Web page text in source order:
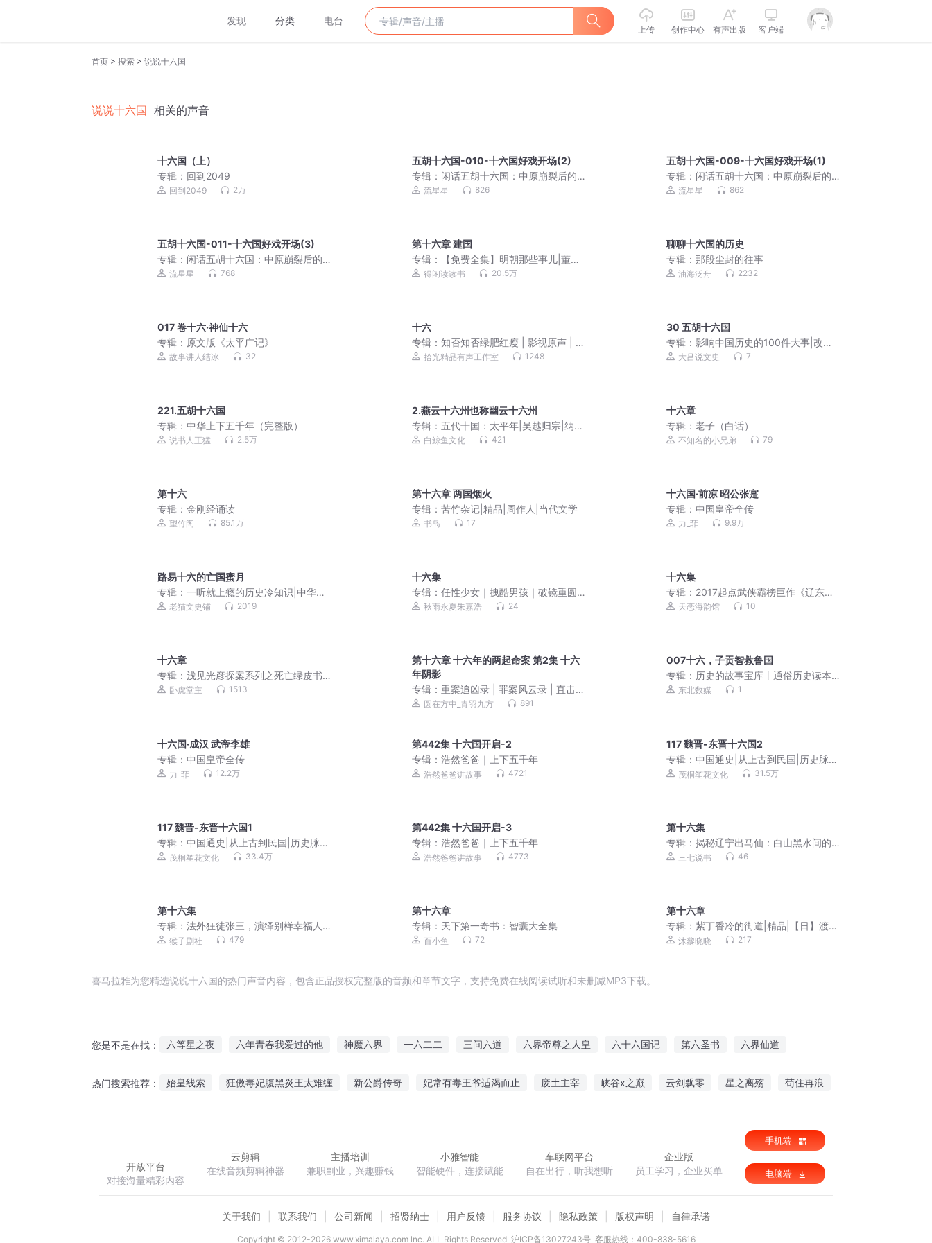
发现 分类 电台
上传 创作中心 有声出版 客户端
首页 > 搜索 > 说说十六国
说说十六国 相关的声音
十六国（上）
专辑： 回到2049
回到2049 2万
五胡十六国-010-十六国好戏开场(2)
专辑： 闲话五胡十六国：中原崩裂后的
乱世往事 | 八王之乱 | 石勒称帝 | 苻坚淝
流星星 826
五胡十六国-009-十六国好戏开场(1)
专辑： 闲话五胡十六国：中原崩裂后的
乱世往事 | 八王之乱 | 石勒称帝 | 苻坚淝
流星星 862
五胡十六国-011-十六国好戏开场(3)
专辑： 闲话五胡十六国：中原崩裂后的
乱世往事 | 八王之乱 | 石勒称帝 | 苻坚淝
流星星 768
第十六章 建国
专辑：
【免费全集】明朝那些事儿|董宇
辉力荐|当年明月著
得闲读读书 20.5万
聊聊十六国的历史
专辑：那段尘封的往事
油海泛舟 2232
017 卷十六·神仙十六
专辑： 原文版《太平广记》
故事讲人结冰 32
十六
专辑：知否知否绿肥红瘦 | 影视原声 | 电
视原声
拾光精品有声工作室 1248
30 五胡十六国
专辑：影响中国历史的100件大事|改变
中国命运|王朝兴衰
大吕说文史 7
221.五胡十六国
专辑： 中华上下五千年（完整版）
说书人王猛 2.5万
2.燕云十六州也称幽云十六州
专辑： 五代十国：太平年|吴越归宗|纳土
归宋白鲸鱼文化 421
十六章
专辑：老子（白话）
不知名的小兄弟 79
第十六
专辑： 金刚经诵读
望竹阁 85.1万
第十六章 两国烟火
专辑：苦竹杂记|精品|周作人|当代文学
书岛 17
十六国·前凉 昭公张寔
专辑：中国皇帝全传
力_菲 9.9万
路易十六的亡国蜜月
专辑： 一听就上瘾的历史冷知识|中华上
下五千年 世界未解之谜野史趣闻
老猫文史铺 2019
十六集
专辑：任性少女｜拽酷男孩｜破镜重圆
的现代言情故事
秋雨永夏朱嘉浩 24
十六集
专辑： 2017起点武侠霸榜巨作《辽东豪
侠传》AI永久免费
天恋海韵馆 10
十六章
专辑： 浅见光彦探案系列之死亡绿皮书/
内田康夫/日本推理
卧虎堂主 1513
第十六章 十六年的两起命案 第2集 十六
年阴影
专辑：重案追凶录 | 罪案风云录 | 直击血
案背后的真相丨多人有声剧
圆在方中_青羽九方 891
007十六，子贡智救鲁国
专辑： 历史的故事宝库丨通俗历史读本
丨古今传奇
东北数媒 1
十六国·成汉 武帝李雄
专辑： 中国皇帝全传
力_菲 12.2万
第442集 十六国开启-2
专辑：浩然爸爸｜上下五千年
浩然爸爸讲故事 4721
117 魏晋-东晋十六国2
专辑：中国通史|从上古到民国|历史脉络
大梳理|中华五千年
茂桐笙花文化 31.5万
117 魏晋-东晋十六国1
专辑： 中国通史|从上古到民国|历史脉络
大梳理|中华五千年
茂桐笙花文化 33.4万
第442集 十六国开启-3
专辑：浩然爸爸｜上下五千年
浩然爸爸讲故事 4773
第十六集
专辑：揭秘辽宁出马仙：白山黑水间的
神秘灵事
三七说书 46
第十六集
专辑： 法外狂徒张三，演绎别样幸福人
生（全集）
猴子剧社 479
第十六章
专辑： 天下第一奇书：智囊大全集
百小鱼 72
第十六章
专辑：紫丁香冷的街道|精品|【日】渡边
淳一|当代文学
沐黎晓晓 217
喜马拉雅为您精选说说十六国的热门声音内容，包含正品授权完整版的音频和章节文字，支持免费在线阅读试听和未删减MP3下载。
您是不是在找： 六等星之夜 六年青春我爱过的他 神魔六界 一六二二 三间六道 六界帝尊之人皇 六十六国记 第六圣书 六界仙道
热门搜索推荐： 始皇线索 狂傲毒妃腹黑炎王太难缠 新公爵传奇 妃常有毒王爷适渴而止 废土主宰 峡谷x之巅 云剑飘零 星之离殇 苟住再浪
开放平台
对接海量精彩内容
云剪辑
在线音频剪辑神器
主播培训
兼职副业，兴趣赚钱
小雅智能
智能硬件，连接赋能
车联网平台
自在出行，听我想听
企业版
员工学习，企业买单
手机端
电脑端
关于我们 联系我们 公司新闻 招贤纳士 用户反馈 服务协议 隐私政策 版权声明 自律承诺
Copyright © 2012-2026www.ximalaya.com lnc. ALL Rights Reserved 沪ICP备13027243号 客服热线：400-838-5616